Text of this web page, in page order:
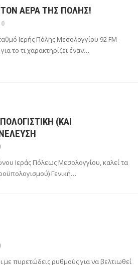
ΑΈΡΑ ΤΗΣ ΠΌΛΗΣ!
0
Ιερής Πόλης Μεσολογγίου 92 FM -
το τι χαρακτηρίζει έναν…
(ΚΑΙ
Ιεράς Πόλεως Μεσολογγίου, καλεί τα
Γενική…
με πυρετώδεις ρυθμούς για να βελτιωθεί